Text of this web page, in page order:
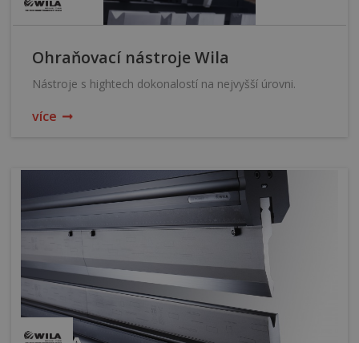
Ohraňovací nástroje Wila
Nástroje s hightech dokonalostí na nejvyšší úrovni.
více